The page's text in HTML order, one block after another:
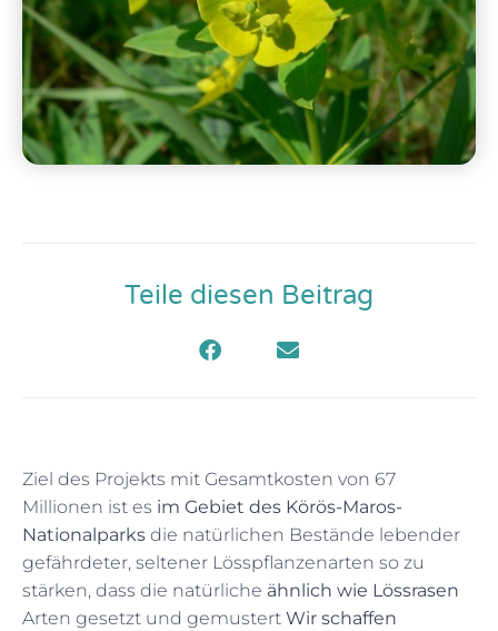
Teile diesen Beitrag
Ziel des Projekts mit Gesamtkosten von 67
Millionen ist es im Gebiet des Körös-Maros-
Nationalparks die natürlichen Bestände lebender
gefährdeter, seltener Lösspflanzenarten so zu
stärken, dass die natürliche ähnlich wie Lössrasen
Arten gesetzt und gemustert Wir schaffen